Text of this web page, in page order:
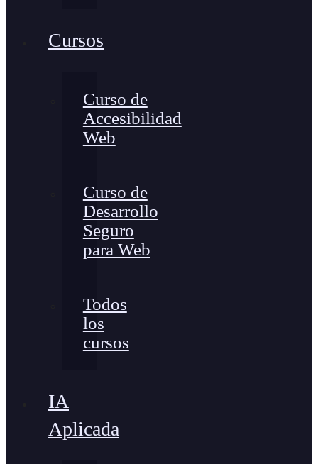
Cursos
Curso de
Accesibilidad
Web
Curso de
Desarrollo
Seguro
para Web
Todos
los
cursos
IA
Aplicada